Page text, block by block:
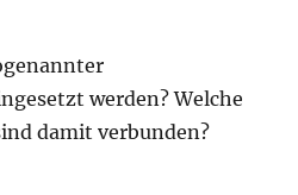
werden? Welche
damit verbunden?